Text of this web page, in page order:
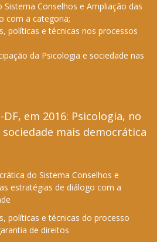
Conselhos e Ampliação das
com a categoria;
políticas e técnicas nos processos
da Psicologia e sociedade nas
DF, em 2016: Psicologia, no
mais democrática
do Sistema Conselhos e
estratégias de diálogo com a
políticas e técnicas do processo
de direitos